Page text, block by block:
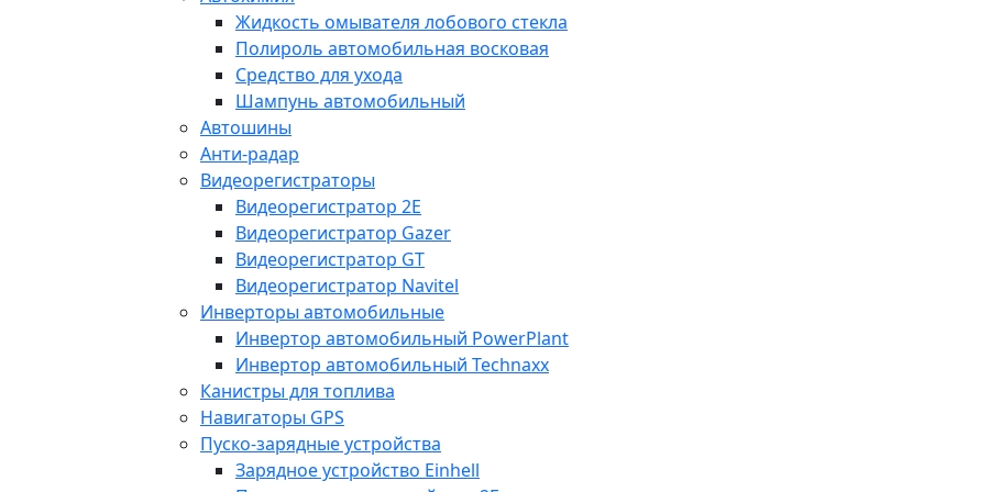
Жидкость омывателя лобового стекла
Полироль автомобильная восковая
Средство для ухода
Шампунь автомобильный
Автошины
Анти-радар
Видеорегистраторы
Видеорегистратор 2E
Видеорегистратор Gazer
Видеорегистратор GT
Видеорегистратор Navitel
Инверторы автомобильные
Инвертор автомобильный PowerPlant
Инвертор автомобильный Technaxx
Канистры для топлива
Навигаторы GPS
Пуско-зарядные устройства
Зарядное устройство Einhell